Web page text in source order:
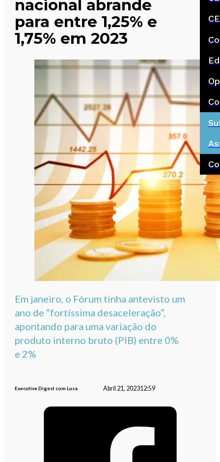
nacional abrande
para entre 1,25% e
1,75% em 2023
Em janeiro, o Fórum tinha antevisto um
ano de “fortíssima desaceleração”,
apontando para uma variação do
produto interno bruto (PIB) entre 0%
e 2%
Executive Digest com Lusa Abril 21, 202312:59